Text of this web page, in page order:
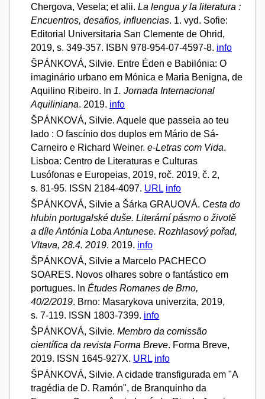
Chergova, Vesela; et alii. La lengua y la literatura :
Encuentros, desafios, influencias. 1. vyd. Sofie:
Editorial Universitaria San Clemente de Ohrid,
2019, s. 349-357. ISBN 978-954-07-4597-8. info
ŠPÁNKOVÁ, Silvie. Entre Éden e Babilónia: O
imaginário urbano em Mónica e Maria Benigna, de
Aquilino Ribeiro. In 1. Jornada Internacional
Aquiliniana. 2019. info
ŠPÁNKOVÁ, Silvie. Aquele que passeia ao teu
lado : O fascínio dos duplos em Mário de Sá-
Carneiro e Richard Weiner. e-Letras com Vida.
Lisboa: Centro de Literaturas e Culturas
Lusófonas e Europeias, 2019, roč. 2019, č. 2,
s. 81-95. ISSN 2184-4097. URL info
ŠPÁNKOVÁ, Silvie a Šárka GRAUOVÁ. Cesta do
hlubin portugalské duše. Literární pásmo o životě
a díle Antónia Loba Antunese. Rozhlasový pořad,
Vltava, 28.4. 2019. 2019. info
ŠPÁNKOVÁ, Silvie a Marcelo PACHECO
SOARES. Novos olhares sobre o fantástico em
portugues. In Études Romanes de Brno,
40/2/2019. Brno: Masarykova univerzita, 2019,
s. 7-119. ISSN 1803-7399. info
ŠPÁNKOVÁ, Silvie. Membro da comissão
científica da revista Forma Breve. Forma Breve,
2019. ISSN 1645-927X. URL info
ŠPÁNKOVÁ, Silvie. A cidade transfigurada em "A
tragédia de D. Ramón", de Branquinho da